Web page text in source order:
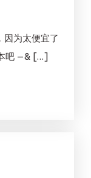
因为太便宜了
吧 —& […]